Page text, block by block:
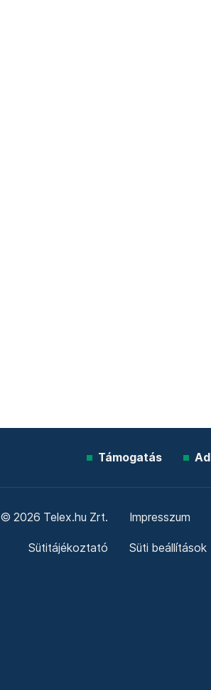
Támogatás
© 2026 Telex.hu Zrt. Impresszum
Sütitájékoztató Süti beállítások